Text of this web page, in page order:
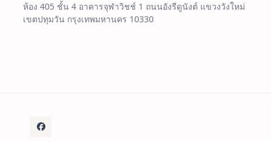
ห้อง 405 ชั้น 4 อาคารจุฬาวิชช์ 1 ถนนอังรีดูนังต์ แขวงวังใหม่
เขตปทุมวัน กรุงเทพมหานคร 10330